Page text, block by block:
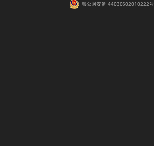
粤公网安备 44030502010222号